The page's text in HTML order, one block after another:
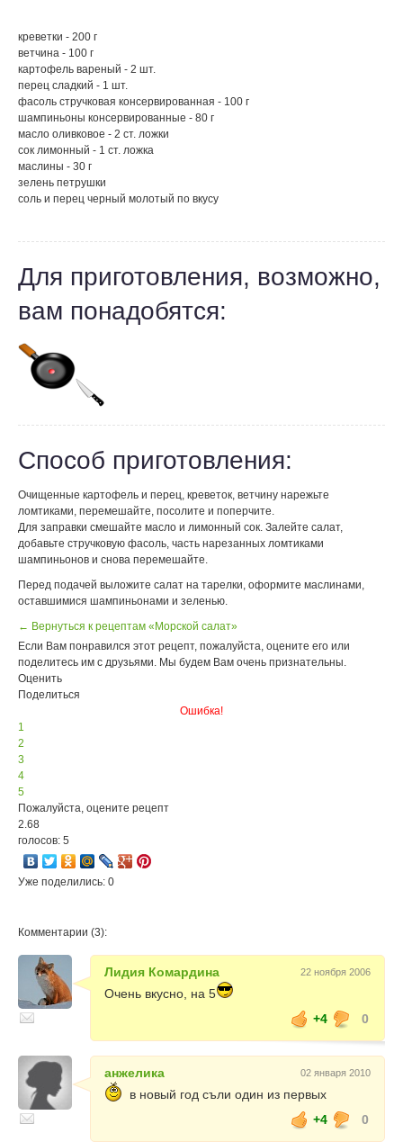
креветки - 200 г
ветчина - 100 г
картофель вареный - 2 шт.
перец сладкий - 1 шт.
фасоль стручковая консервированная - 100 г
шампиньоны консервированные - 80 г
масло оливковое - 2 ст. ложки
сок лимонный - 1 ст. ложка
маслины - 30 г
зелень петрушки
соль и перец черный молотый по вкусу
Для приготовления, возможно,
вам понадобятся:
Способ приготовления:
Очищенные картофель и перец, креветок, ветчину нарежьте
ломтиками, перемешайте, посолите и поперчите.
Для заправки смешайте масло и лимонный сок. Залейте салат,
добавьте стручковую фасоль, часть нарезанных ломтиками
шампиньонов и снова перемешайте.
Перед подачей выложите салат на тарелки, оформите маслинами,
оставшимися шампиньонами и зеленью.
← Вернуться к рецептам «Морской салат»
Если Вам понравился этот рецепт, пожалуйста, оцените его или
поделитесь им с друзьями. Мы будем Вам очень признательны.
Оценить
Поделиться
Ошибка!
1
2
3
4
5
Пожалуйста, оцените рецепт
2.68
голосов: 5
Уже поделились: 0
Комментарии (3):
Лидия Комардина 22 ноября 2006
Очень вкусно, на 5
+4
0
анжелика 02 января 2010
в новый год съли один из первых
+4
0